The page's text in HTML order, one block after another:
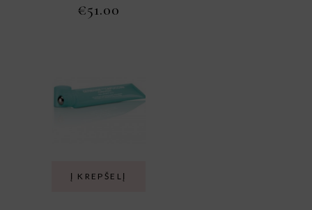
€51.00
Į KREPŠELĮ